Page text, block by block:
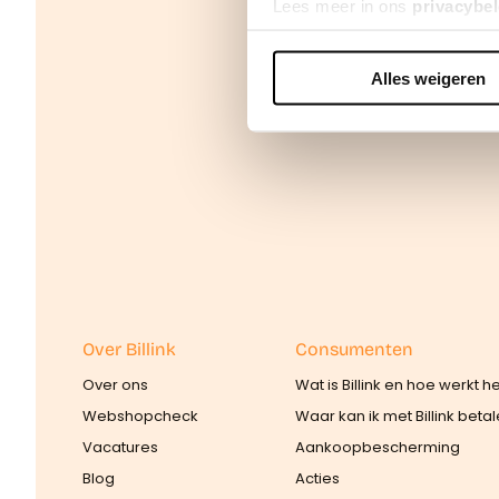
Lees meer in ons
We werken samen met42
Alles weigeren
Over Billink
Over ons
Webshopcheck
Vacatures
Blog
Consumenten
Wat is Billink en hoe werkt
Waar kan ik met Billink
Aankoopbescherming
Acties